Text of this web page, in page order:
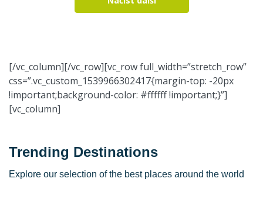
[/vc_column][/vc_row][vc_row full_width=”stretch_row”
css=”.vc_custom_1539966302417{margin-top: -20px
!important;background-color: #ffffff !important;}”]
[vc_column]
Trending Destinations
Explore our selection of the best places around the world